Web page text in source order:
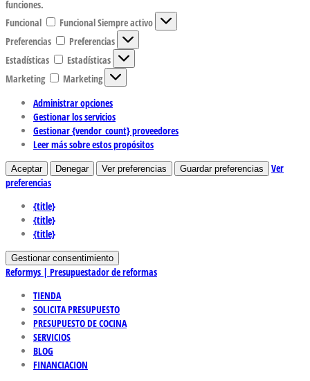
funciones.
Funcional
FuncionalSiempre activo
Preferencias
Preferencias
Estadísticas
Estadísticas
Marketing
Marketing
Administrar opciones
Gestionar los servicios
Gestionar {vendor_count} proveedores
Leer más sobre estos propósitos
Aceptar Denegar Ver preferencias Guardar preferencias
Ver
preferencias
{title}
{title}
{title}
Gestionar consentimiento
Reformys | Presupuestador de reformas
TIENDA
SOLICITA PRESUPUESTO
PRESUPUESTO DE COCINA
SERVICIOS
BLOG
FINANCIACION